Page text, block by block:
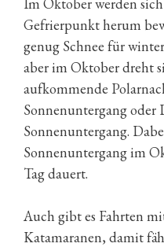
Gefrierpunkt herum
genug Schnee für
aber im Oktober dreht
aufkommende
Sonnenuntergang
Sonnenuntergang.
Sonnenuntergang im
Tag dauert.
Auch gibt es Fahrten
Katamaranen, damit